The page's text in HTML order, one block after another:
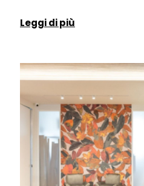
Leggi di più